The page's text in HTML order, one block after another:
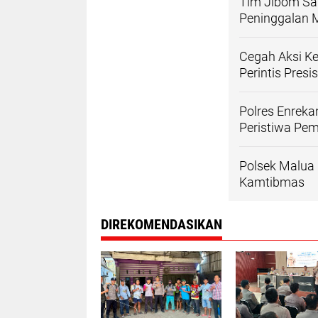
Peninggalan
Cegah Aksi
Perintis
Polres
Peristiwa
Polsek
Kamtibmas
DIREKOMENDASIKAN